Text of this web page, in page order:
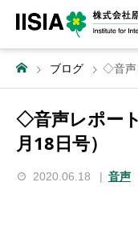
ブログ ◇音声
◇音声レポー
月18日号）
2020.06.18 音声